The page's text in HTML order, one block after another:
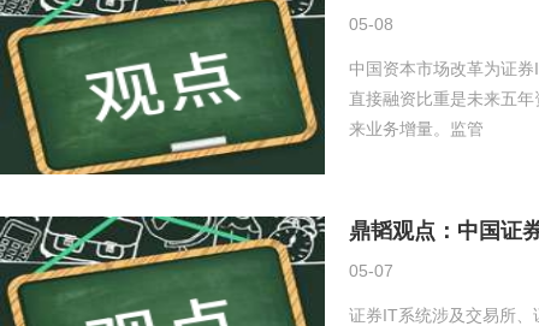
05-08
中国资本市场改革为证
直接融资比重是未来五
来业务增量。监管
鼎韬观点：中国证
05-07
证券IT系统涉及交易所